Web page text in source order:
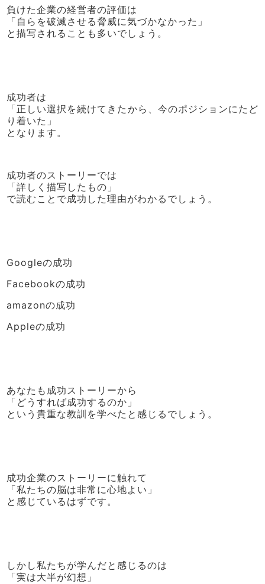
負けた企業の経営者の評価は
「自らを破滅させる脅威に気づかなかった」
と描写されることも多いでしょう。
成功者は
「正しい選択を続けてきたから、今のポジションにたど
り着いた」
となります。
成功者のストーリーでは
「詳しく描写したもの」
で読むことで成功した理由がわかるでしょう。
Googleの成功
Facebookの成功
amazonの成功
Appleの成功
あなたも成功ストーリーから
「どうすれば成功するのか」
という貴重な教訓を学べたと感じるでしょう。
成功企業のストーリーに触れて
「私たちの脳は非常に心地よい」
と感じているはずです。
しかし私たちが学んだと感じるのは
「実は大半が幻想」